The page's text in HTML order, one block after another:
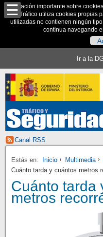
Información importante sobre
de Tráfico utiliza cookies propias
utilizadas no contienen ningún
continua navegando
Ir a la
Canal RSS
Estás en: Inicio Multimedia
Cuánto tarda y cuántos metros
Cuánto tarda
metros